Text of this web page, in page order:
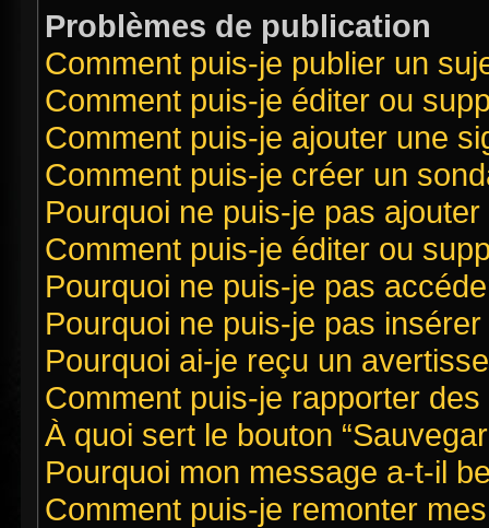
Problèmes de publication
Comment puis-je publier un
Comment puis-je éditer ou
Comment puis-je ajouter une
Comment puis-je créer un
Pourquoi ne puis-je pas
Comment puis-je éditer ou
Pourquoi ne puis-je pas
Pourquoi ne puis-je pas
Pourquoi ai-je reçu un
Comment puis-je rapporter
À quoi sert le bouton
Pourquoi mon message a-t-il
Comment puis-je remonter